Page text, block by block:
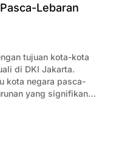
Lebaran
tujuan kota-kota
di DKI Jakarta.
kota negara pasca-
yang signifikan